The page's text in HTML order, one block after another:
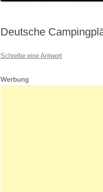
Deutsche
Schreibe eine Antwort
Werbung